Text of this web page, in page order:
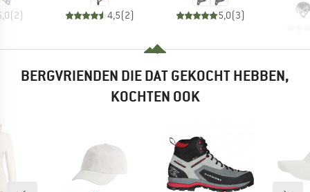
(2) 4,5(2) 5,0(3)
BERGVRIENDEN DIE DAT GEKOCHT HEBBEN,
KOCHTEN OOK